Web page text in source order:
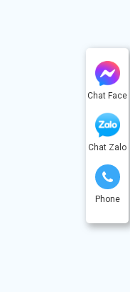
Chat Face
Chat Zalo
Phone